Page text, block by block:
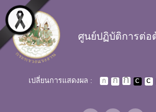
Skip to main content
ศูนย์ปฏิบัติการต่อ
เปลี่ยนการแสดงผล :